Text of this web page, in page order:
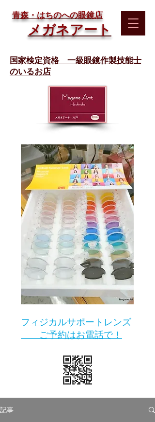
​青森・はちのへの眼鏡店
メガネアート
国家検定資格 一級眼鏡作製技能士
のいるお店
​フィジカルサポートレンズ
ご予約はお電話で！
記事